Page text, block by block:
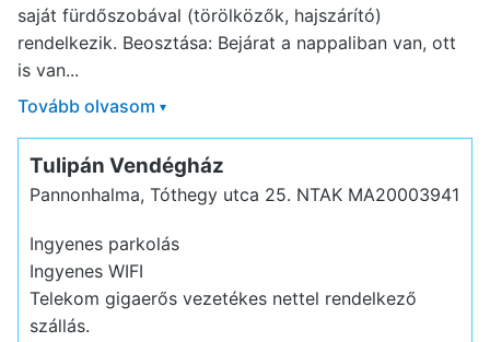
saját fürdőszobával (törölközők, hajszárító)
rendelkezik. Beosztása: Bejárat a nappaliban van, ott
is van...
Tovább olvasom ▾
Tulipán Vendégház
Pannonhalma, Tóthegy utca 25. NTAK MA20003941
Ingyenes parkolás
Ingyenes WIFI
Telekom gigaerős vezetékes nettel rendelkező
szállás.